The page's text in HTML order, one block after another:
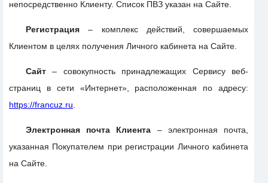
непосредственно Клиенту. Список ПВЗ указан на Сайте.
Регистрация – комплекс действий, совершаемых
Клиентом в целях получения Личного кабинета на Сайте.
Сайт – совокупность принадлежащих Сервису веб-
страниц в сети «Интернет», расположенная по адресу:
https://francuz.ru
Электронная почта Клиента – электронная почта,
указанная Покупателем при регистрации Личного кабинета
на Сайте.